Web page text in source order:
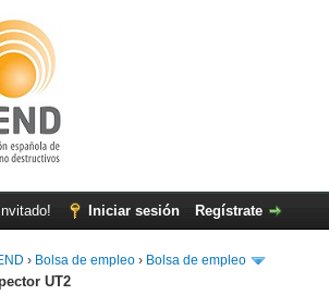
Iniciar sesión Regístrate
› Bolsa de empleo › Bolsa de empleo
UT2